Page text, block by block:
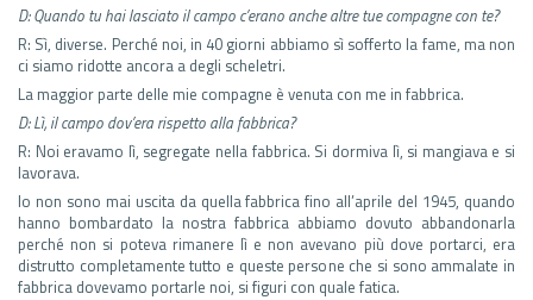
D: Quando tu hai lasciato il campo c’erano anche altre tue compagne con te?
R: Sì, diverse. Perché noi, in 40 giorni abbiamo sì sofferto la fame, ma non
ci siamo ridotte ancora a degli scheletri.
La maggior parte delle mie compagne è venuta con me in fabbrica.
D: Lì, il campo dov’era rispetto alla fabbrica?
R: Noi eravamo lì, segregate nella fabbrica. Si dormiva lì, si mangiava e si
lavorava.
Io non sono mai uscita da quella fabbrica fino all’aprile del 1945, quando
hanno bombardato la nostra fabbrica abbiamo dovuto abbandonarla
perché non si poteva rimanere lì e non avevano più dove portarci, era
distrutto completamente tutto e queste persone che si sono ammalate in
fabbrica dovevamo portarle noi, si figuri con quale fatica.